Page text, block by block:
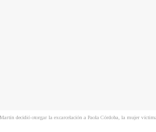
decidió otorgar la excarcelación a Paola Córdoba, la mujer